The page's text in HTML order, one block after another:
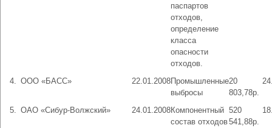
паспартов
отходов,
определение
класса
опасности
отходов.
4. ООО «БАСС» 22.01.2008Промышленные
выбросы
20
803,78р.
5. ОАО «Сибур-Волжский» 24.01.2008Компонентный
состав отходов
520
541,88р.